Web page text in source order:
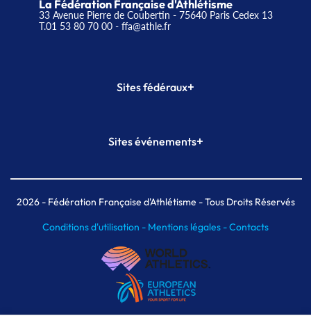
La Fédération Française d'Athlétisme
33 Avenue Pierre de Coubertin - 75640 Paris Cedex 13
T.01 53 80 70 00- ffa@athle.fr
Sites fédéraux+
Plateforme Formation
Sites événements+
Meeting de Paris indoor
MAIF Ekiden de Paris
2026- Fédération Française d'Athlétisme - Tous Droits Réservés
Conditions d'utilisation - Mentions légales -Contacts